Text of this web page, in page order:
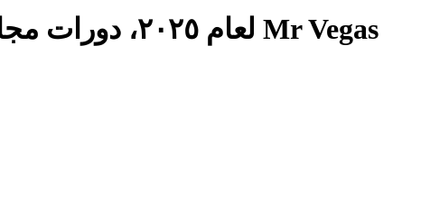
مراجعة كازينو Mr Las Vegas لعام ٢٠٢٥، دورات مجانية في كازينو Mr Vegas